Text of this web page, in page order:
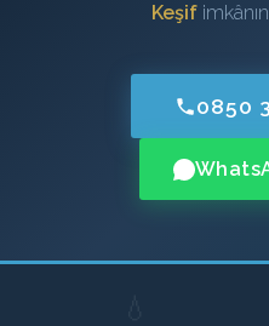
Keşif
0850